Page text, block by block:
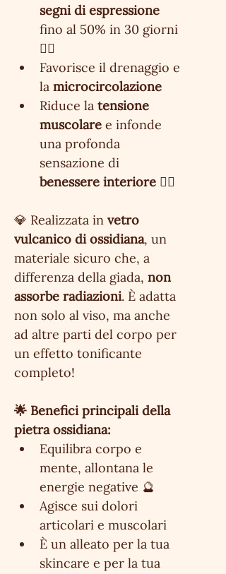
segni di espressione
fino al 50% in 30 giorni
💆‍♀️
Favorisce il drenaggio e
la microcircolazione
Riduce la tensione
muscolare e infonde
una profonda
sensazione di
benessere interiore 🧘‍♀️
💎 Realizzata in vetro
vulcanico di ossidiana, un
materiale sicuro che, a
differenza della giada, non
assorbe radiazioni. È adatta
non solo al viso, ma anche
ad altre parti del corpo per
un effetto tonificante
completo!
🌟 Benefici principali della
pietra ossidiana:
Equilibra corpo e
mente, allontana le
energie negative 🔮
Agisce sui dolori
articolari e muscolari
È un alleato per la tua
skincare e per la tua